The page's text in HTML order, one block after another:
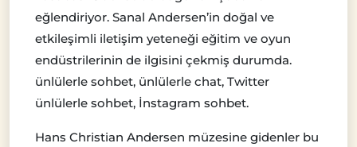
eğlendiriyor. Sanal Andersen’in doğal ve
etkileşimli iletişim yeteneği eğitim ve oyun
endüstrilerinin de ilgisini çekmiş durumda.
ünlülerle sohbet, ünlülerle chat, Twitter
ünlülerle sohbet, İnstagram sohbet.
Hans Christian Andersen müzesine gidenler bu